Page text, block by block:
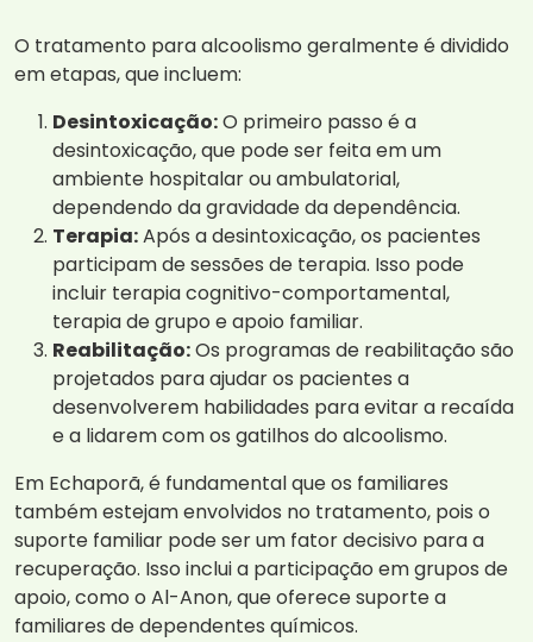
O tratamento para alcoolismo geralmente é dividido
em etapas, que incluem:
Desintoxicação:O primeiro passo é a
desintoxicação, que pode ser feita em um
ambiente hospitalar ou ambulatorial,
dependendo da gravidade da dependência.
Terapia:Após a desintoxicação, os pacientes
participam de sessões de terapia. Isso pode
incluir terapia cognitivo-comportamental,
terapia de grupo e apoio familiar.
Reabilitação:Os programas de reabilitação são
projetados para ajudar os pacientes a
desenvolverem habilidades para evitar a recaída
e a lidarem com os gatilhos do alcoolismo.
Em Echaporã, é fundamental que os familiares
também estejam envolvidos no tratamento, pois o
suporte familiar pode ser um fator decisivo para a
recuperação. Isso inclui a participação em grupos de
apoio, como o Al-Anon, que oferece suporte a
familiares de dependentes químicos.